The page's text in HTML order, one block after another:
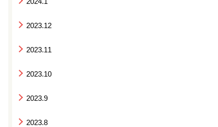
2023.12
2023.11
2023.10
2023.9
2023.8